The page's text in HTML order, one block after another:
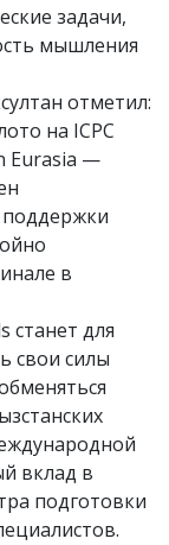
задачи,
мышления
отметил:
на ICPC
Eurasia —
в
станет для
свои силы
вклад в
подготовки